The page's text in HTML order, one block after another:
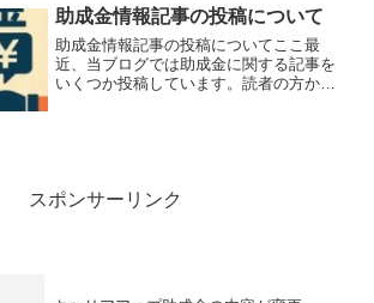
械を導入することで、現場で働く人々の
安全を守るために作ら...
助成金情報記事の投稿について
助成金情報記事の投稿についてここ最
近、当ブログでは助成金に関する記事を
いくつか投稿しています。読者の方から
スポンサーリンク